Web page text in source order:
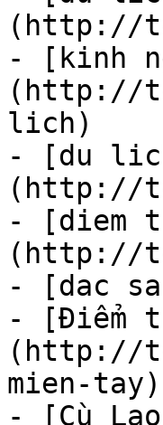
(http://
- [kinh
(http://
lich)
- [du
(http://
- [diem
(http://
- [dac
- [Điểm
(http://
mien-tay)
- [Cù